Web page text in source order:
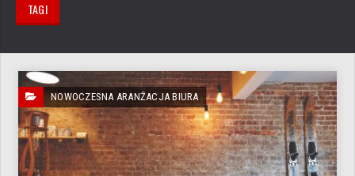
TAGI
NOWOCZESNA ARANŻACJA BIURA